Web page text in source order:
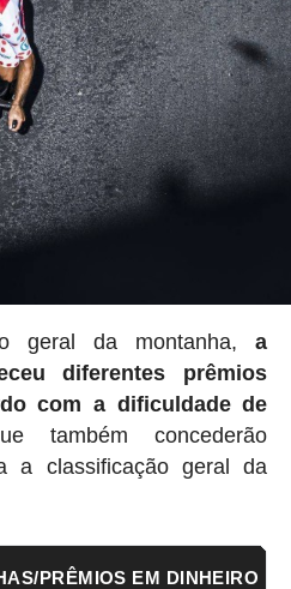
geral da montanha,a
diferentes prêmios
com a dificuldade de
também concederão
a classificação geral da
PRÊMIOS EM DINHEIRO